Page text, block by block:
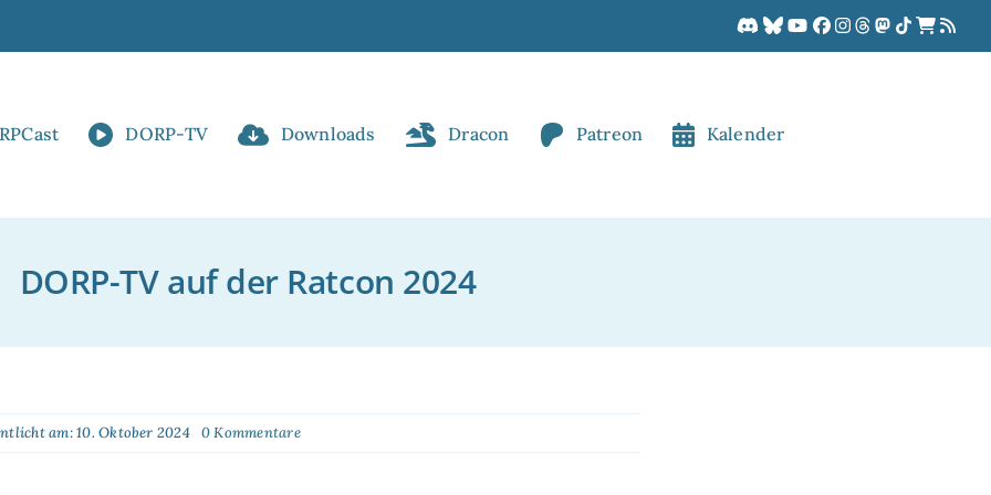
DORP-TV Downloads Dracon Patreon Kalender
DORP-TV auf der Ratcon 2024
am: 10. Oktober 2024 0 Kommentareon
DORP-